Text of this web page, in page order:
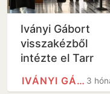
Iványi Gábort
visszakézből
intézte el Tarr
Zoltán
3
IVÁNYI GÁBOR